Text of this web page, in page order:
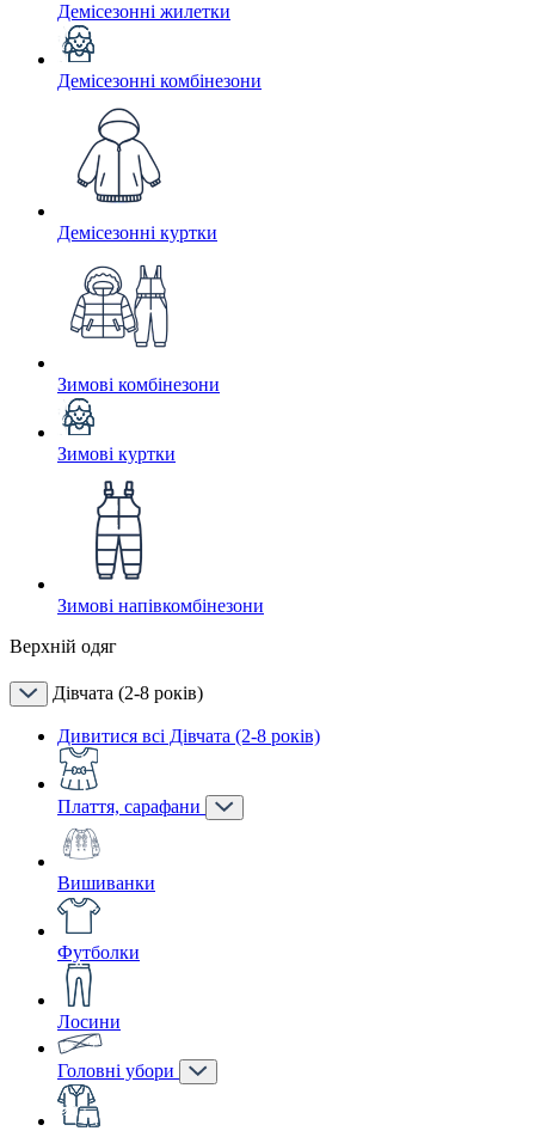
Демісезонні жилетки
Демісезонні комбінезони
Демісезонні куртки
Зимові комбінезони
Зимові куртки
Зимові напівкомбінезони
Верхній одяг
Дівчата (2-8 років)
Дивитися всі Дівчата (2-8 років)
Плаття, сарафани
Вишиванки
Футболки
Лосини
Головні убори